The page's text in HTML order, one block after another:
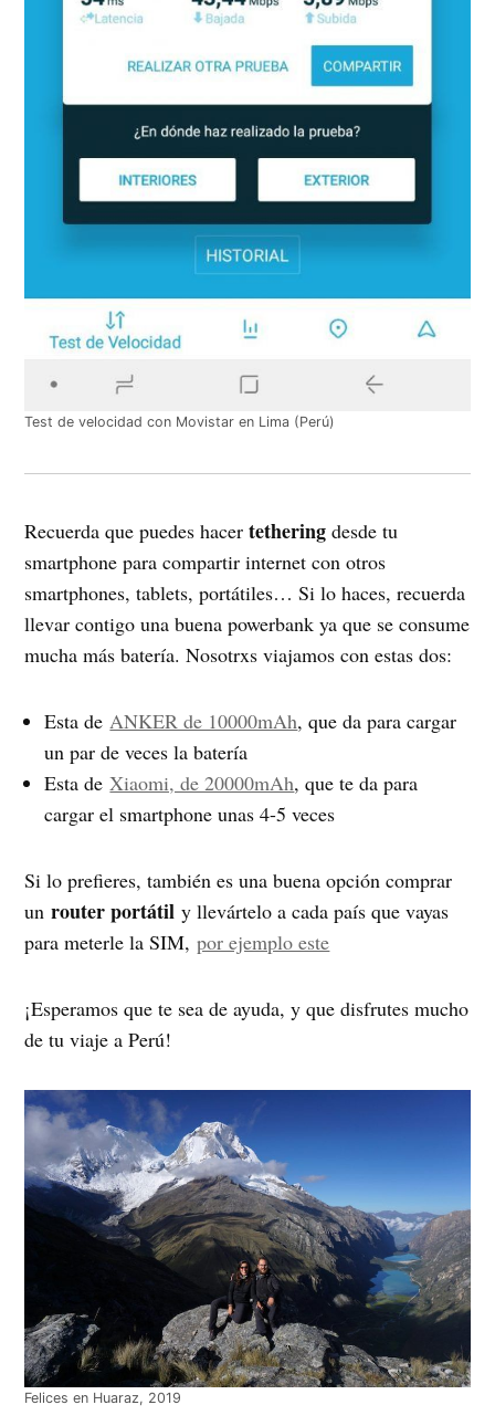
Test de velocidad con Movistar en Lima (Perú)
Recuerda que puedes hacertethering desde tu
smartphone para compartir internet con otros
smartphones, tablets, portátiles… Si lo haces, recuerda
llevar contigo una buena powerbank ya que se consume
mucha más batería. Nosotrxs viajamos con estas dos:
Esta deANKER de 10000mAh, que da para cargar
un par de veces la batería
Esta deXiaomi, de 20000mAh, que te da para
cargar el smartphone unas 4-5 veces
Si lo prefieres, también es una buena opción comprar
unrouter portátil y llevártelo a cada país que vayas
para meterle la SIM,por ejemplo este
¡Esperamos que te sea de ayuda, y que disfrutes mucho
de tu viaje a Perú!
Felices en Huaraz, 2019